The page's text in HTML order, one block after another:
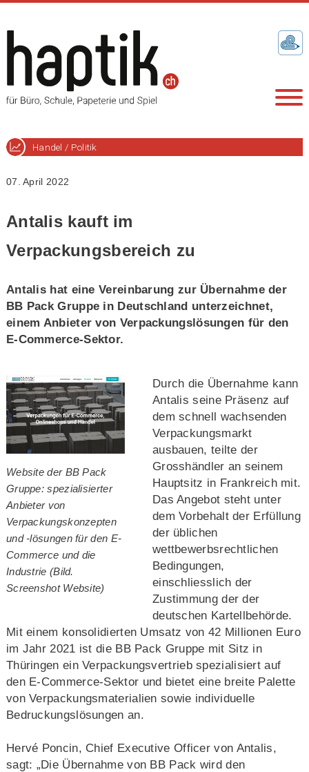
Handel / Politik
07. April 2022
Antalis kauft im
Verpackungsbereich zu
Antalis hat eine Vereinbarung zur Übernahme der
BB Pack Gruppe in Deutschland unterzeichnet,
einem Anbieter von Verpackungslösungen für den
E-Commerce-Sektor.
Website der BB Pack
Gruppe: spezialisierter
Anbieter von
Verpackungskonzepten
und -lösungen für den E-
Commerce und die
Industrie (Bild.
Screenshot Website)
Durch die Übernahme kann
Antalis seine Präsenz auf
dem schnell wachsenden
Verpackungsmarkt
ausbauen, teilte der
Grosshändler an seinem
Hauptsitz in Frankreich mit.
Das Angebot steht unter
dem Vorbehalt der Erfüllung
der üblichen
wettbewerbsrechtlichen
Bedingungen,
einschliesslich der
Zustimmung der der
deutschen Kartellbehörde.
Mit einem konsolidierten Umsatz von 42 Millionen Euro
im Jahr 2021 ist die BB Pack Gruppe mit Sitz in
Thüringen ein Verpackungsvertrieb spezialisiert auf
den E-Commerce-Sektor und bietet eine breite Palette
von Verpackungsmaterialien sowie individuelle
Bedruckungslösungen an.
Hervé Poncin, Chief Executive Officer von Antalis,
sagt: „Die Übernahme von BB Pack wird den